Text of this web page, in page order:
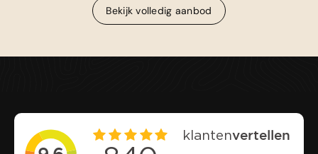
Bekijk volledig aanbod